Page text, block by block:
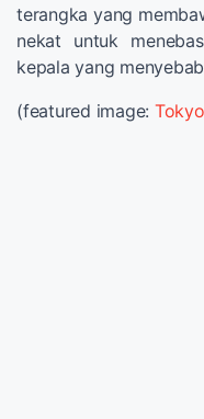
terangka yang
nekat untuk
kepala yang
(featured image: